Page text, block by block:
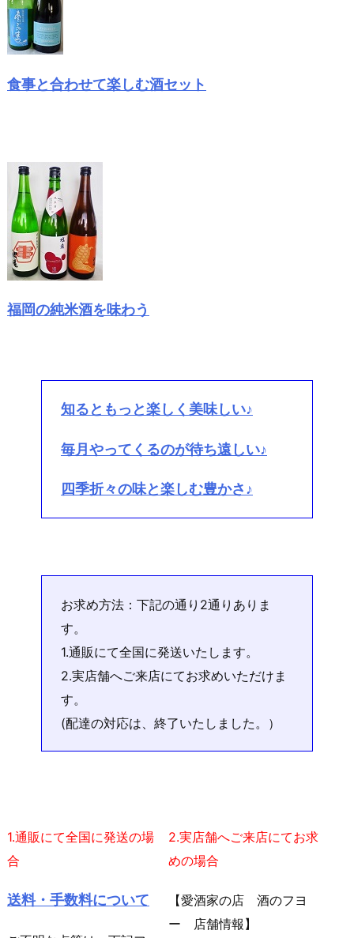
食事と合わせて楽しむ酒セット
福岡の純米酒を味わう
知るともっと楽しく美味しい♪
毎月やってくるのが待ち遠しい♪
四季折々の味と楽しむ豊かさ♪
お求め方法：下記の通り2通りありま
す。
1.通販にて全国に発送いたします。
2.実店舗へご来店にてお求めいただけま
す。
(配達の対応は、終了いたしました。）
1.通販にて全国に発送の場
合
送料・手数料について
2.実店舗へご来店にてお求
めの場合
【愛酒家の店 酒のフヨ
ー 店舗情報】